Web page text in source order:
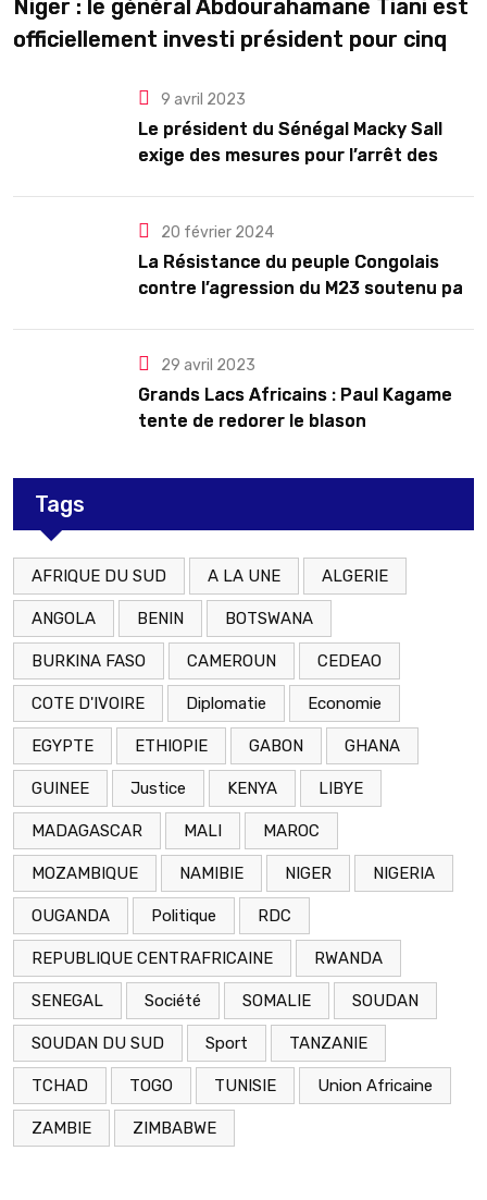
Niger : le général Abdourahamane Tiani est
officiellement investi président pour cinq
9 avril 2023
Le président du Sénégal Macky Sall
exige des mesures pour l’arrêt des
20 février 2024
La Résistance du peuple Congolais
contre l’agression du M23 soutenu par
29 avril 2023
Grands Lacs Africains : Paul Kagame
tente de redorer le blason
Tags
AFRIQUE DU SUD A LA UNE ALGERIE
ANGOLA BENIN BOTSWANA
BURKINA FASO CAMEROUN CEDEAO
COTE D'IVOIRE Diplomatie Economie
EGYPTE ETHIOPIE GABON GHANA
GUINEE Justice KENYA LIBYE
MADAGASCAR MALI MAROC
MOZAMBIQUE NAMIBIE NIGER NIGERIA
OUGANDA Politique RDC
REPUBLIQUE CENTRAFRICAINE RWANDA
SENEGAL Société SOMALIE SOUDAN
SOUDAN DU SUD Sport TANZANIE
TCHAD TOGO TUNISIE Union Africaine
ZAMBIE ZIMBABWE